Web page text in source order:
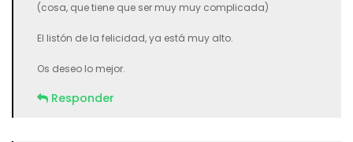
(cosa, que tiene que ser muy muy complicada)
El listón de la felicidad, ya está muy alto.
Os deseo lo mejor.
Responder